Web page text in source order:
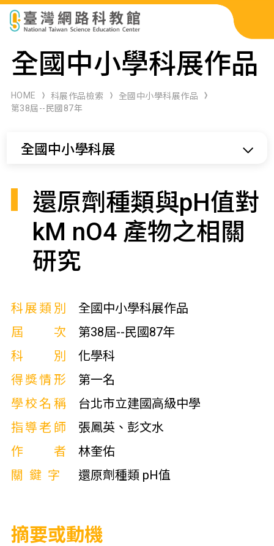
科展作品檢索
科學研習月刊
全國中小學科展作品
HOME 科展作品檢索
全國中小學科展作品
第38屆--民國87年
全國中小學科展
還原劑種類與pH值對
kM nO4 產物之相關
研究
科展類別
全國中小學科展作品
屆次
第38屆--民國87年
科別
化學科
得獎情形
第一名
學校名稱
台北市立建國高級中學
指導老師
張鳳英、彭文水
作者
林奎佑
關鍵字
還原劑種類 pH值
摘要或動機